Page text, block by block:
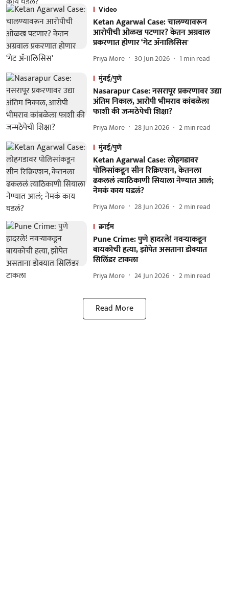
Video
Ketan Agarwal Case: चालण्यावरून
आरोपीची ओळख पटणार? केतन अग्रवाल
प्रकरणात होणार ‘गेट ॲनालिसिस'
Priya More 30 Jun 2026 1 min read
मुंबई/पुणे
Nasarapur Case: नसरापूर प्रकरणावर उद्या
अंतिम निकाल, आरोपी भीमराव कांबळेला
फाशी की जन्मठेपेची शिक्षा?
Priya More 28 Jun 2026 2min read
मुंबई/पुणे
Ketan Agarwal Case: लोहगडावर
पोलिसांकडून सीन रिक्रिएशन, केतनला
ढकललं त्याठिकाणी सियाला नेण्यात आलं;
नेमकं काय घडलं?
Priya More 28 Jun 2026 2min read
क्राईम
Pune Crime: पुणे हादरले! नवऱ्याकडून
बायकोची हत्या, झोपेत असताना डोक्यात
सिलिंडर टाकला
Priya More 24 Jun 2026 2min read
Read More